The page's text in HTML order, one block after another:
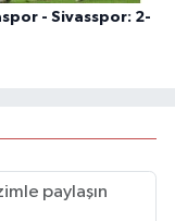
- Sivasspor: 2-